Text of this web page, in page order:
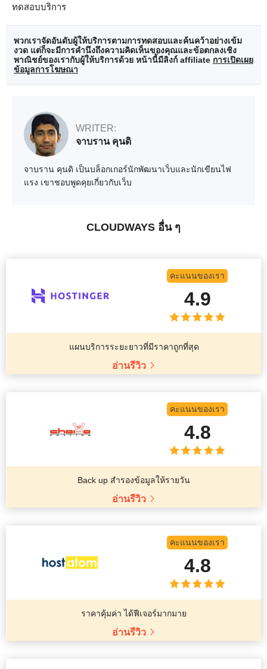
ทดสอบบริการ
พวกเราจัดอันดับผู้ให้บริการตามการทดสอบและค้นคว้าอย่างเข้ม
งวด แต่ก็จะมีการคำนึงถึงความคิดเห็นของคุณและข้อตกลงเชิง
พาณิชย์ของเรากับผู้ให้บริการด้วย หน้านี้มีลิงก์ affiliate การเปิดเผย
ข้อมูลการโฆษณา
WRITER:
จาบราน คุนดิ
จาบราน คุนดิ เป็นบล็อกเกอร์นักพัฒนาเว็บและนักเขียนไฟ
แรง เขาชอบพูดคุยเกี่ยวกับเว็บ
CLOUDWAYS อื่น ๆ
คะแนนของเรา
4.9
แผนบริการระยะยาวที่มีราคาถูกที่สุด
อ่านรีวิว
คะแนนของเรา
4.8
Back up สำรองข้อมูลให้รายวัน
อ่านรีวิว
คะแนนของเรา
4.8
ราคาคุ้มค่า ได้ฟีเจอร์มากมาย
อ่านรีวิว